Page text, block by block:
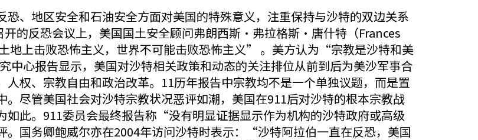
、地区安全和石油安全方面对美国的特殊意义，注重保持与沙特的双边关系
的反恐会议上，美国国土安全顾问弗朗西斯·弗拉格斯·唐什特（Frances
地上击败恐怖主义，世界不可能击败恐怖主义” 。美方认为“宗教是沙特和美
心报告显示，美国对沙特相关政策和动态的关注排位从前到后为美沙军事合
权、宗教自由和政治改革。11历年报告中宗教均不是一个单独议题，而是置
尽管美国社会对沙特宗教状况恶评如潮，美国在911后对沙特的根本宗教战
如此。911委员会最终报告称“没有明显证据显示作为机构的沙特政府或高级
国务卿鲍威尔亦在2004年访问沙特时表示：“沙特阿拉伯一直在反恐，美国